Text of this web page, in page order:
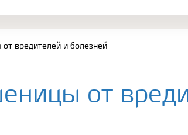
вредителей и болезней
от